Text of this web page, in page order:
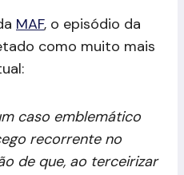
MAF, o episódio da
como muito mais
caso emblemático
recorrente no
de que, ao terceirizar